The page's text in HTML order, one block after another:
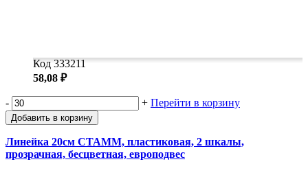
Код 333211
58,08 ₽
- + Перейти в корзину
Добавить в корзину
Линейка 20см СТАММ, пластиковая, 2 шкалы,
прозрачная, бесцветная, европодвес